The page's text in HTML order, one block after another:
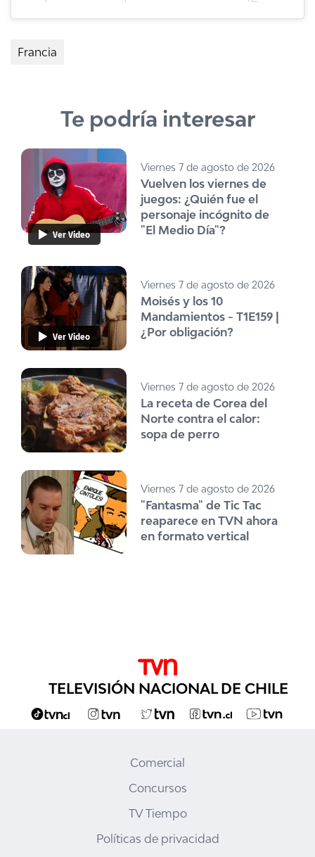
Francia
Te podría interesar
Ver Video
Viernes 7 de agosto de 2026
Vuelven los viernes de
juegos: ¿Quién fue el
personaje incógnito de
"El Medio Día"?
Ver Video
Viernes 7 de agosto de 2026
Moisés y los 10
Mandamientos - T1E159 |
¿Por obligación?
Viernes 7 de agosto de 2026
La receta de Corea del
Norte contra el calor:
sopa de perro
Viernes 7 de agosto de 2026
"Fantasma" de Tic Tac
reaparece en TVN ahora
en formato vertical
TELEVISIÓN NACIONAL DE CHILE
Comercial
Concursos
TV Tiempo
Políticas de privacidad